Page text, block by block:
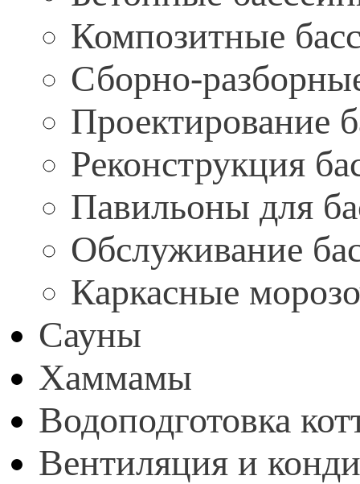
Композитные
Сборно-
Проектирование
Реконструкция
Павильоны для
Обслуживание
Каркасные
Сауны
Хаммамы
Водоподготовка
Вентиляция и